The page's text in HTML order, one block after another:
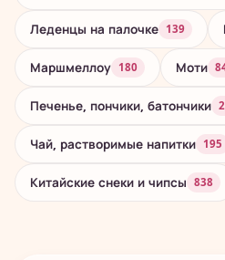
Леденцы на палочке 139
Маршмеллоу 180 Моти
Печенье, пончики, батончики
Чай, растворимые напитки 195
Китайские снеки и чипсы 838